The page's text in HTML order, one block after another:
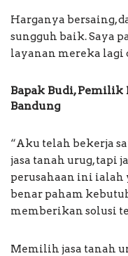
Harganya bersaing,
sungguh baik. Saya
layanan mereka
Bapak Budi,
Bandung
“Aku telah bekerja
jasa tanah urug, tapi
perusahaan ini ialah
benar paham
memberikan solusi
Memilih jasa tanah